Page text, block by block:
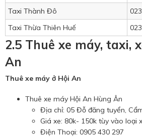
Taxi Thành Đô
Taxi Thừa Thiên Huế
2.5 Thuê xe máy, taxi,
An
Thuê xe máy ở Hội An
Thuê xe máy Hội An Hùng Ân
Địa chỉ: 05 Đỗ đăng tuyển,
Giá xe: 80k- 150k tùy vào loại
Điện Thoại: 0905 430 297